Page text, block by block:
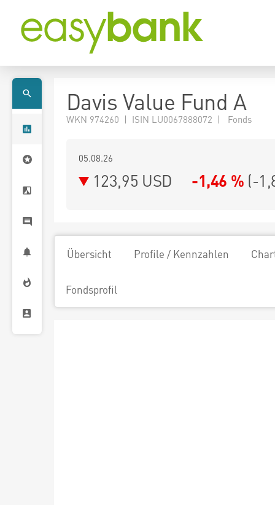
Davis Value Fund A
WKN 974260 | ISIN LU0067888072 | Fonds
05.08.26
123,95 USD -1,46 % (-
Übersicht Profile / Kennzahlen
Fondsprofil